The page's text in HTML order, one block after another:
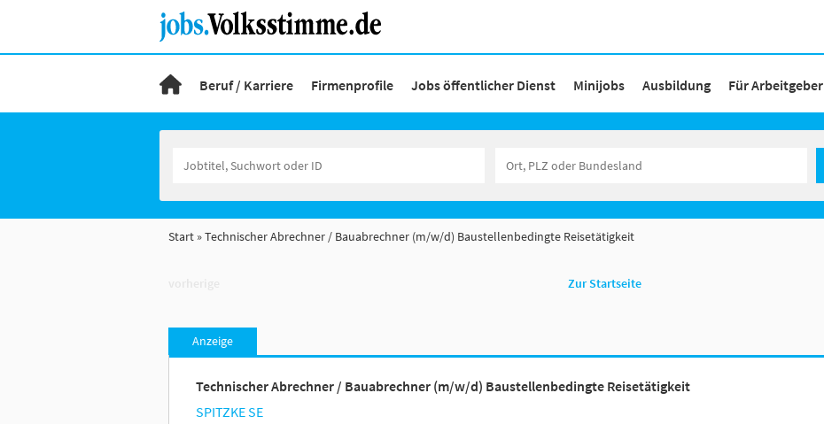
Beruf / Karriere Firmenprofile Jobs öffentlicher Dienst Minijobs Ausbildung Für Arbeitgeber
Start Technischer Abrechner / Bauabrechner (m/w/d) Baustellenbedingte Reisetätigkeit
Zur Startseite
Anzeige
Technischer Abrechner / Bauabrechner (m/w/d) Baustellenbedingte Reisetätigkeit
SPITZKE SE